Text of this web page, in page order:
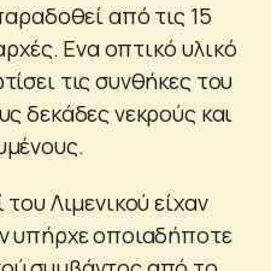
από τις 15
Ενα οπτικό υλικό
τις συνθήκες του
δεκάδες νεκρούς και
Λιμενικού είχαν
υπήρχε οποιαδήποτε